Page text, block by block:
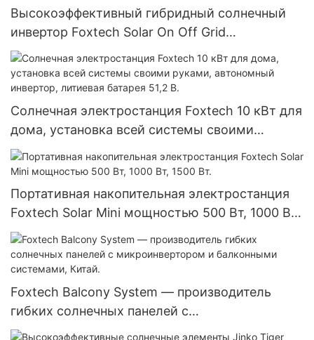
Высокоэффективный гибридный солнечный
инвертор Foxtech Solar On Off Grid
мощностью 7,2 кВт, 8,2 кВт, 10,2 кВт с чистой
синусоидальной волной для дома.
Солнечная электростанция Foxtech 10 кВт для
дома, установка всей системы своими
руками, автономный инвертор, литиевая
батарея 51,2 В.
Портативная накопительная электростанция
Foxtech Solar Mini мощностью 500 Вт, 1000 Вт,
1500 Вт.
Foxtech Balcony System — производитель
гибких солнечных панелей с
микроинвертором и балконными системами,